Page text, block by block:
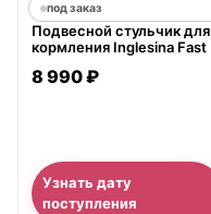
под заказ
Подвесной стульчик для
кормления Inglesina Fast
8 990 ₽
Узнать дату
поступления